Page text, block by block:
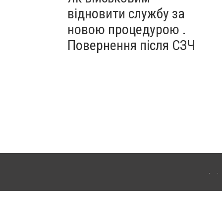
відновити службу за
новою процедурою .
Повернення після СЗЧ